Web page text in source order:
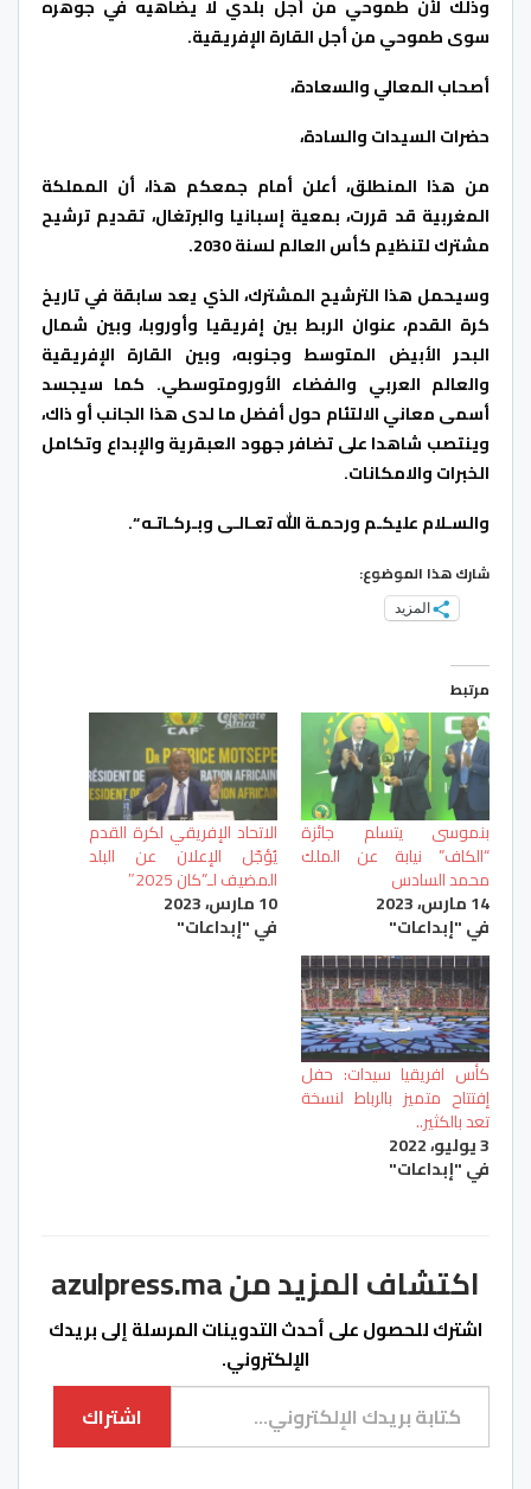
وذلك لأن طموحي من أجل بلدي لا يضاهيه في جوهره
سوى طموحي من أجل القارة الإفريقية.
أصحاب المعالي والسعادة،
حضرات السيدات والسادة،
من هذا المنطلق، أعلن أمام جمعكم هذا، أن المملكة
المغربية قد قررت، بمعية إسبانيا والبرتغال، تقديم ترشيح
مشترك لتنظيم كأس العالم لسنة 2030.
وسيحمل هذا الترشيح المشترك، الذي يعد سابقة في تاريخ
كرة القدم، عنوان الربط بين إفريقيا وأوروبا، وبين شمال
البحر الأبيض المتوسط وجنوبه، وبين القارة الإفريقية
والعالم العربي والفضاء الأورومتوسطي. كما سيجسد
أسمى معاني الالتئام حول أفضل ما لدى هذا الجانب أو ذاك،
وينتصب شاهدا على تضافر جهود العبقرية والإبداع وتكامل
الخبرات والامكانات.
والسـلام عليكـم ورحمـة الله تعـالـى وبـركـاتـه “.
شارك هذا الموضوع:
المزيد
مرتبط
بنموسى يتسلم جائزة
“الكاف” نيابة عن الملك
محمد السادس
14 مارس، 2023
في "إبداعات"
الاتحاد الإفريقي لكرة القدم
يُؤجّل الإعلان عن البلد
المضيف لـ”كان 2025″
10 مارس، 2023
في "إبداعات"
كأس افريقيا سيدات: حفل
إفتتاح متميز بالرباط لنسخة
تعد بالكثير..
3 يوليو، 2022
في "إبداعات"
اكتشاف المزيد من azulpress.ma
اشترك للحصول على أحدث التدوينات المرسلة إلى بريدك
الإلكتروني.
كتابة بريدك الإلكتروني...
اشتراك